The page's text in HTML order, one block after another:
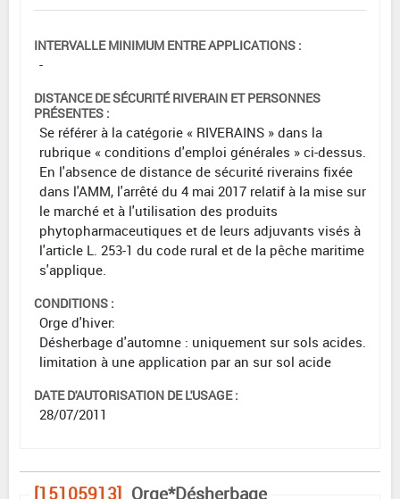
INTERVALLE MINIMUM ENTRE APPLICATIONS :
-
DISTANCE DE SÉCURITÉ RIVERAIN ET PERSONNES
PRÉSENTES :
Se référer à la catégorie « RIVERAINS » dans la
rubrique « conditions d'emploi générales » ci-dessus.
En l'absence de distance de sécurité riverains fixée
dans l'AMM, l'arrêté du 4 mai 2017 relatif à la mise sur
le marché et à l'utilisation des produits
phytopharmaceutiques et de leurs adjuvants visés à
l'article L. 253-1 du code rural et de la pêche maritime
s'applique.
CONDITIONS :
Orge d'hiver:
Désherbage d'automne : uniquement sur sols acides.
limitation à une application par an sur sol acide
DATE D'AUTORISATION DE L'USAGE :
28/07/2011
[15105913] Orge*Désherbage